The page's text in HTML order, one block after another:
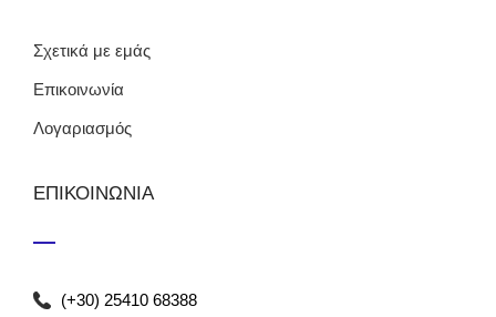
Σχετικά με εμάς
Επικοινωνία
Λογαριασμός
ΕΠΙΚΟΙΝΩΝΙΑ
(+30) 25410 68388